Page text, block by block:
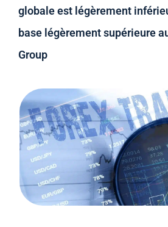
globale est légèrement
base légèrement supérieure
Group